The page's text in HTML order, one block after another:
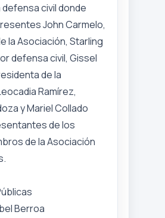
civil donde
John Carmelo,
la Asociación, Starling
defensa civil, Gissel
de la
Ramírez,
y Mariel Collado
de los
de la Asociación
Berroa